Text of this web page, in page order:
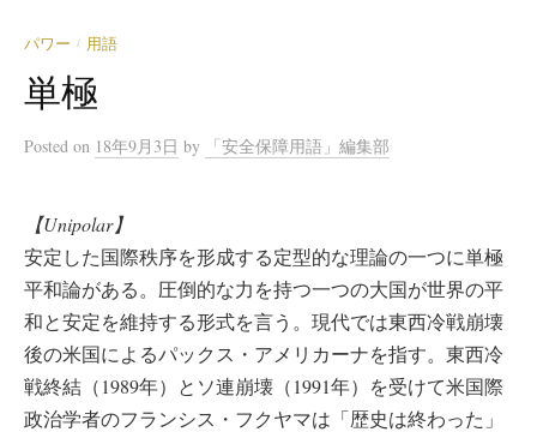
プ
パワー / 用語
単極
Posted on 18年9月3日 by 「安全保障用語」編集部
【Unipolar】
安定した国際秩序を形成する定型的な理論の一つに単極
平和論がある。圧倒的な力を持つ一つの大国が世界の平
和と安定を維持する形式を言う。現代では東西冷戦崩壊
後の米国によるパックス・アメリカーナを指す。東西冷
戦終結（1989年）とソ連崩壊（1991年）を受けて米国際
政治学者のフランシス・フクヤマは「歴史は終わった」